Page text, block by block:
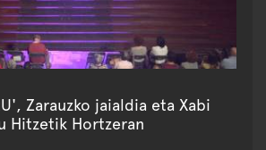
Zarauzko jaialdia eta Xabi
Hitzetik Hortzeran